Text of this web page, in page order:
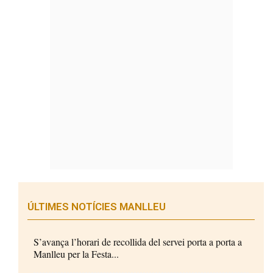
ÚLTIMES NOTÍCIES MANLLEU
S’avança l’horari de recollida del servei porta a porta a
Manlleu per la Festa...